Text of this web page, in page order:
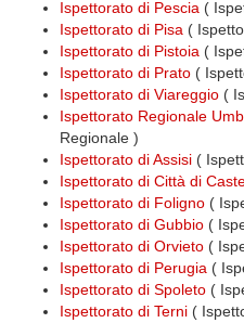
Ispettorato di Pescia (
Ispettorato di Pisa (
Ispettorato di Pistoia (
Ispettorato di Prato (
Ispettorato di Viareggio (
Ispettorato Regionale
Regionale )
Ispettorato di Assisi (
Ispettorato di Città di
Ispettorato di Foligno (
Ispettorato di Gubbio (
Ispettorato di Orvieto (
Ispettorato di Perugia (
Ispettorato di Spoleto (
Ispettorato di Terni (